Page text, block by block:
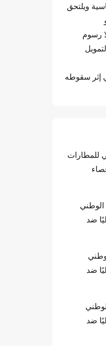
ويلتحق
رسوم
إثر سقوطه
للمطارات
الوطني
ضد
ضد
ضد